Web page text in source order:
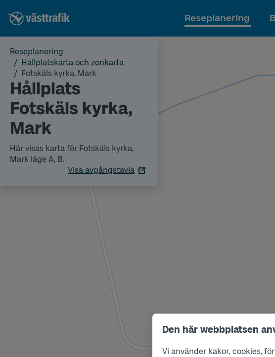
Den här webbplatsen
Vi använder kakor, cookies,
Reseplanering
Reseplanering
Hållplatskarta och zonkarta
Fotskäls kyrka, Mark
Hållplats
Fotskäls kyrka,
Mark
Här visas karta för Fotskäls kyrka,
Mark läge A, B.
Visa avgångstavla